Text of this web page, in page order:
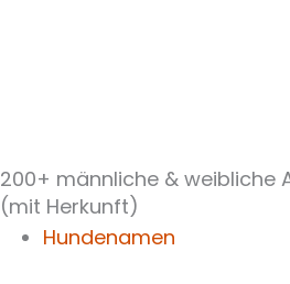
200+ männliche & weibliche
(mit Herkunft)
Hundenamen